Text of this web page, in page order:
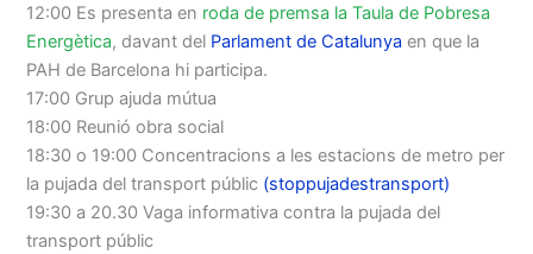
12:00 Es presenta en roda de premsa la Taula de Pobresa
Energètica, davant del Parlament de Catalunyaen que la
PAH de Barcelona hi participa.
17:00 Grup ajuda mútua
18:00 Reunió obra social
18:30 o 19:00 Concentracions a les estacions de metro per
la pujada del transport públic (stoppujadestransport)
19:30 a 20.30 Vaga informativa contra la pujada del
transport públic